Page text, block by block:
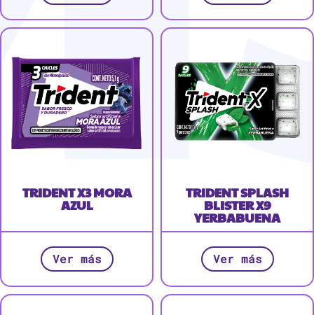
TRIDENT X3 MORA
AZUL
Ver más
TRIDENT SPLASH
BLISTER X9
YERBABUENA
Ver más